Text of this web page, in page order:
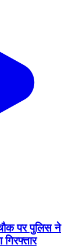
पर पुलिस ने
गिरफ्तार